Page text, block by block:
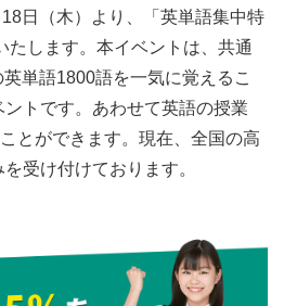
日（木）より、「英単語集中特
たします。本イベントは、共通
単語1800語を一気に覚えるこ
トです。あわせて英語の授業
とができます。現在、全国の高
受け付けております。